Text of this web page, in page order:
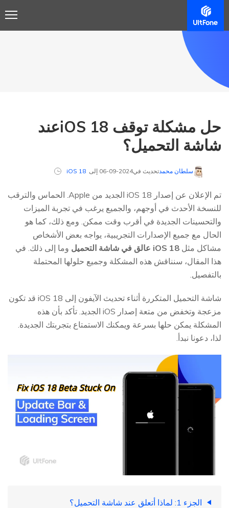
حل مشكلة توقف iOS 18عند
شاشة التحميل؟
سلطان محمدتحديث في2024-09-06 إلى iOS 18
تم الإعلان عن إصدار iOS 18 الجديد من Apple. الحماس والترقب
للنسخة الأحدث في أوجهم، والجميع يرغب في تجربة الميزات
والتحسينات الجديدة في أقرب وقت ممكن. ومع ذلك، كما هو
الحال مع جميع الإصدارات التجريبية، يواجه بعض الأشخاص
مشاكل مثل iOS 18 عالق في شاشة التحميل
وما إلى ذلك. في
هذا المقال، سنناقش هذه المشكلة وجميع حلولها المحتملة
بالتفصيل.
شاشة التحميل المتكررة أثناء تحديث الآيفون إلى iOS 18 قد تكون
مزعجة وتخفض من متعة إصدار iOS الجديد. تأكد بأن هذه
المشكلة يمكن حلها بسرعة ويمكنك الاستمتاع بتجربتك الجديدة.
لذا، دعونا نبدأ.
الجزء 1: لماذا أتعلق عند شاشة التحميل؟